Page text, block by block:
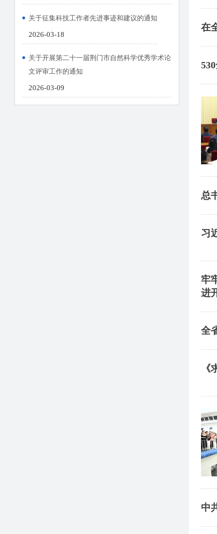
关于征集科技工作者先进事迹和建议的通知
2026-03-18
关于开展第二十一届荆门市自然科学优秀学术论
文评审工作的通知
2026-03-09
在
总
习
牢
进
全
中